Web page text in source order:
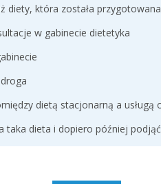
diety, która została
w gabinecie dietetyka
dietą stacjonarną a usługą
taka dieta i dopiero później